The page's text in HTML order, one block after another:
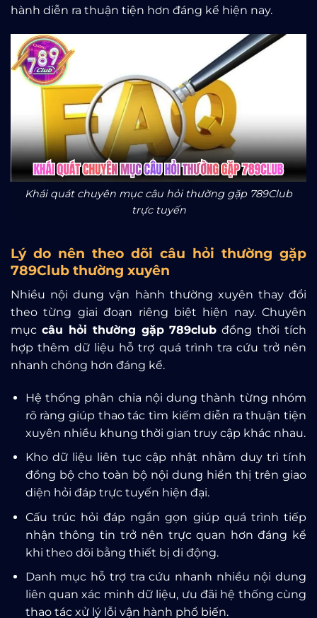
hành diễn ra thuận tiện hơn đáng kể hiện nay.
Khái quát chuyên mục câu hỏi thường gặp 789Club
trực tuyến
Lý do nên theo dõi câu hỏi thường gặp
789Club thường xuyên
Nhiều nội dung vận hành thường xuyên thay đổi
theo từng giai đoạn riêng biệt hiện nay. Chuyên
mục câu hỏi thường gặp 789club đồng thời tích
hợp thêm dữ liệu hỗ trợ quá trình tra cứu trở nên
nhanh chóng hơn đáng kể.
Hệ thống phân chia nội dung thành từng nhóm
rõ ràng giúp thao tác tìm kiếm diễn ra thuận tiện
xuyên nhiều khung thời gian truy cập khác nhau.
Kho dữ liệu liên tục cập nhật nhằm duy trì tính
đồng bộ cho toàn bộ nội dung hiển thị trên giao
diện hỏi đáp trực tuyến hiện đại.
Cấu trúc hỏi đáp ngắn gọn giúp quá trình tiếp
nhận thông tin trở nên trực quan hơn đáng kể
khi theo dõi bằng thiết bị di động.
Danh mục hỗ trợ tra cứu nhanh nhiều nội dung
liên quan xác minh dữ liệu, ưu đãi hệ thống cùng
thao tác xử lý lỗi vận hành phổ biến.